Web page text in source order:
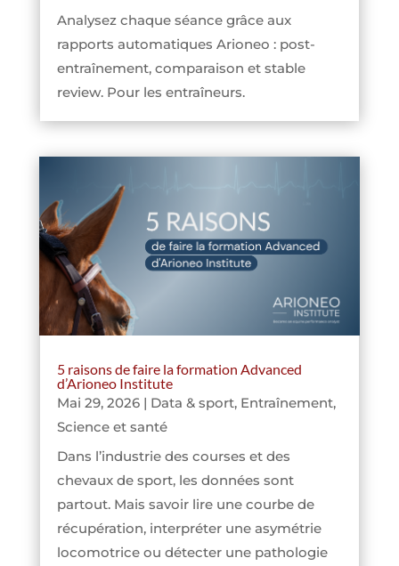
Analysez chaque séance grâce aux
rapports automatiques Arioneo : post-
entraînement, comparaison et stable
review. Pour les entraîneurs.
5 raisons de faire la formation Advanced
d’Arioneo Institute
Mai 29, 2026| Data & sport, Entraînement,
Science et santé
Dans l’industrie des courses et des
chevaux de sport, les données sont
partout. Mais savoir lire une courbe de
récupération, interpréter une asymétrie
locomotrice ou détecter une pathologie